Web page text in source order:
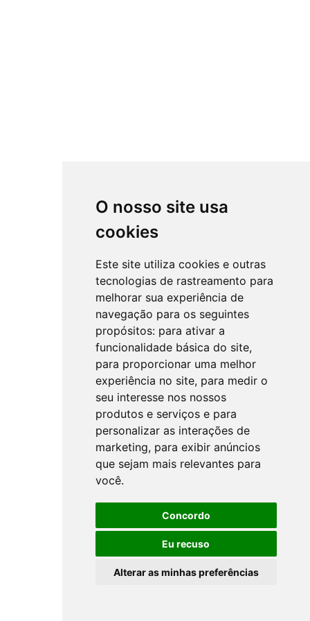
O nosso site usa
cookies
Este site utiliza cookies e outras
tecnologias de rastreamento para
melhorar sua experiência de
navegação para os seguintes
propósitos: para ativar a
funcionalidade básica do site,
para proporcionar uma melhor
experiência no site, para medir o
seu interesse nos nossos
produtos e serviços e para
personalizar as interações de
marketing, para exibir anúncios
que sejam mais relevantes para
você.
Concordo
Eu recuso
Alterar as minhas preferências